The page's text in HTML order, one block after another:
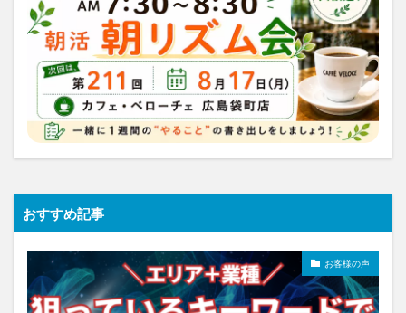
おすすめ記事
お客様の声